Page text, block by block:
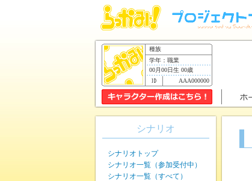
種族
学年：職業
00月00日生 00歳
AAA000000
シナリオ
シナリオトップ
シナリオ一覧（参加受付中）
シナリオ一覧（すべて）